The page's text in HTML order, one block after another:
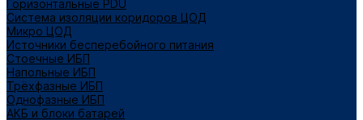
Горизонтальные PDU
Система изоляции коридоров ЦОД
Микро ЦОД
Источники бесперебойного питания
Стоечные ИБП
Напольные ИБП
Трёхфазные ИБП
Однофазные ИБП
АКБ и блоки батарей